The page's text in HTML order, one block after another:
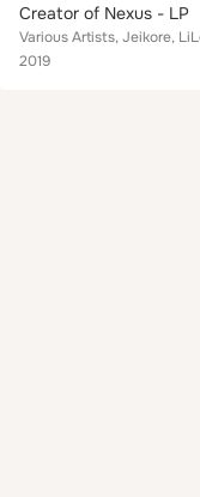
Creator of Nexus - LP
2019